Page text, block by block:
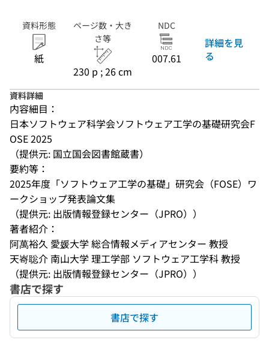
資料形態
紙
ページ数・大き
さ等
230 p ; 26 cm
NDC
007.61
詳細を見
る
資料詳細
内容細目：
日本ソフトウェア科学会ソフトウェア工学の基礎研究会F
OSE 2025
（提供元: 国立国会図書館蔵書）
要約等：
2025年度「ソフトウェア工学の基礎」研究会（FOSE）ワ
ークショップ発表論文集
（提供元: 出版情報登録センター（JPRO））
著者紹介：
阿萬裕久 愛媛大学 総合情報メディアセンター 教授
天㟢聡介 南山大学 理工学部 ソフトウェア工学科 教授
（提供元: 出版情報登録センター（JPRO））
書店で探す
書店で探す